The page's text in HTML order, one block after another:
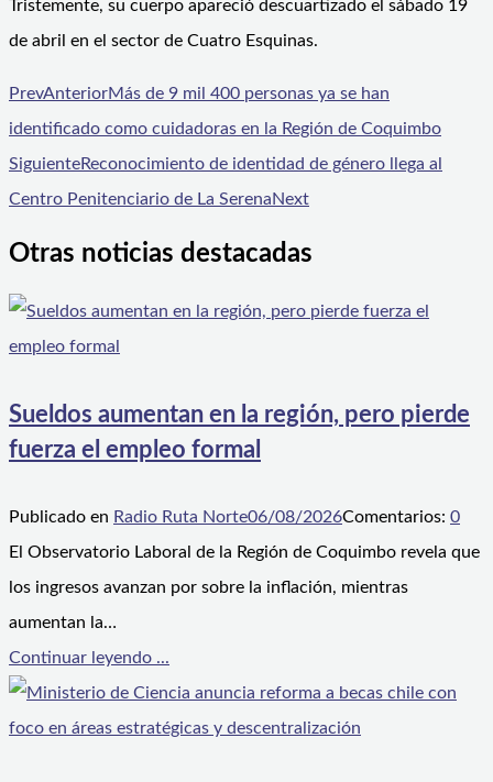
Tristemente, su cuerpo apareció descuartizado el sábado 19
de abril en el sector de Cuatro Esquinas.
PrevAnteriorMás de 9 mil 400 personas ya se han
identificado como cuidadoras en la Región de Coquimbo
SiguienteReconocimiento de identidad de género llega al
Centro Penitenciario de La SerenaNext
Otras noticias destacadas
Sueldos aumentan en la región, pero pierde
fuerza el empleo formal
Publicado en Radio Ruta Norte06/08/2026Comentarios: 0
El Observatorio Laboral de la Región de Coquimbo revela que
los ingresos avanzan por sobre la inflación, mientras
aumentan la…
Continuar leyendo ...